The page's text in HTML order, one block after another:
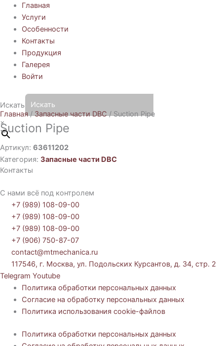
Главная
Услуги
Особенности
Контакты
Продукция
Галерея
Войти
Искать
×
Главная / Запасные части DBC / Suction Pipe
Suction Pipe
Артикул: 63611202
Категория: Запасные части DBC
Контакты
С нами всё под контролем
+7 (989) 108-09-00
+7 (989) 108-09-00
+7 (989) 108-09-00
+7 (906) 750-87-07
contact@mtmechanica.ru
117546, г. Москва, ул. Подольских Курсантов, д. 34, стр. 2
Telegram Youtube
Политика обработки персональных данных
Согласие на обработку персональных данных
Политика использования cookie-файлов
Политика обработки персональных данных